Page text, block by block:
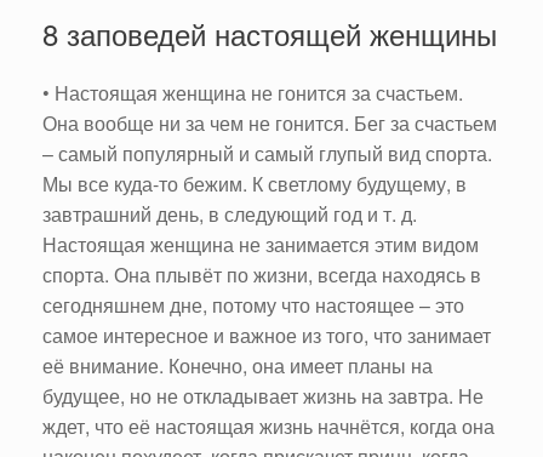
8 заповедей настоящей женщины
• Настоящая женщина не гонится за счастьем.
Она вообще ни за чем не гонится. Бег за счастьем
– самый популярный и самый глупый вид спорта.
Мы все куда-то бежим. К светлому будущему, в
завтрашний день, в следующий год и т. д.
Настоящая женщина не занимается этим видом
спорта. Она плывёт по жизни, всегда находясь в
сегодняшнем дне, потому что настоящее – это
самое интересное и важное из того, что занимает
её внимание. Конечно, она имеет планы на
будущее, но не откладывает жизнь на завтра. Не
ждет, что её настоящая жизнь начнётся, когда она